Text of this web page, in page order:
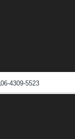
06-4309-5523